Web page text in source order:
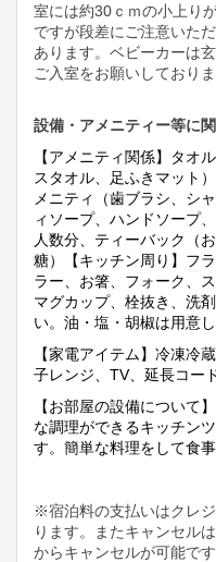
室には約30 ｃｍの小上り
ですが段差にご注意いた
あります。ベビーカーは
ご入室をお願いしておりま
設備・アメニティー等に
【アメニティ関係】タオ
スタオル、足ふきマット
メニティ（歯ブラシ、シ
ィソープ、ハンドソープ
人数分、ティーバック（
糖）【キッチン周り】フ
ラー、お箸、フォーク、
マグカップ、栓抜き、洗
い。油・塩・胡椒は用意し
【家電アイテム】冷凍冷
子レンジ、TV、延長コー
【お部屋の設備について
な調理ができるキッチン
す。簡単な料理をして食
※宿泊料の支払いはクレ
ります。またキャンセル
からキャンセルが可能で